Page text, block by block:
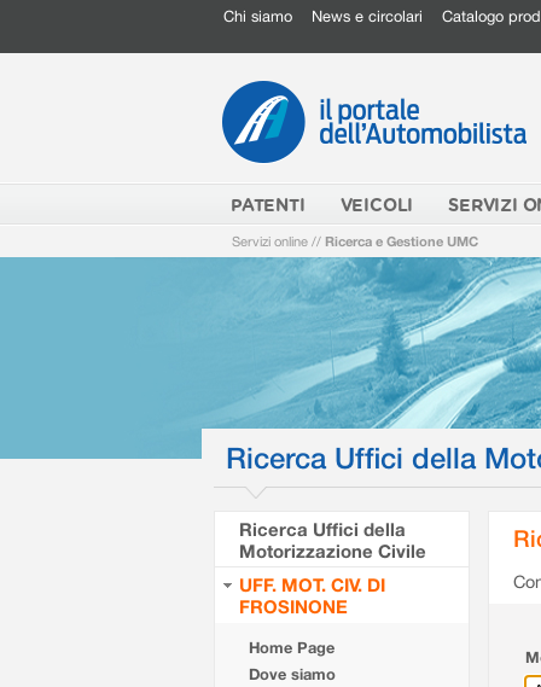
Chi siamo News e circolari Catalogo
PATENTI VEICOLI SERVIZI
Servizi online // Ricerca e Gestione UMC
Ricerca Uffici della
Ricerca Uffici della
Motorizzazione Civile
UFF. MOT. CIV. DI
FROSINONE
Home Page
Dove siamo